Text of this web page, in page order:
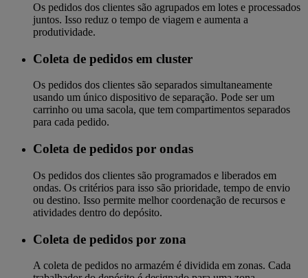
Os pedidos dos clientes são agrupados em lotes e processados
​​juntos. Isso reduz o tempo de viagem e aumenta a
produtividade.
Coleta de pedidos em cluster
Os pedidos dos clientes são separados simultaneamente
usando um único dispositivo de separação. Pode ser um
carrinho ou uma sacola, que tem compartimentos separados
para cada pedido.
Coleta de pedidos por ondas
Os pedidos dos clientes são programados e liberados em
ondas. Os critérios para isso são prioridade, tempo de envio
ou destino. Isso permite melhor coordenação de recursos e
atividades dentro do depósito.
Coleta de pedidos por zona
A coleta de pedidos no armazém é dividida em zonas. Cada